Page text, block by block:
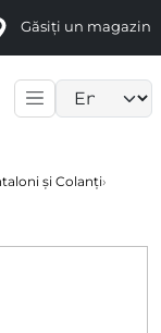
Găsiți un magazin
și Colanți›